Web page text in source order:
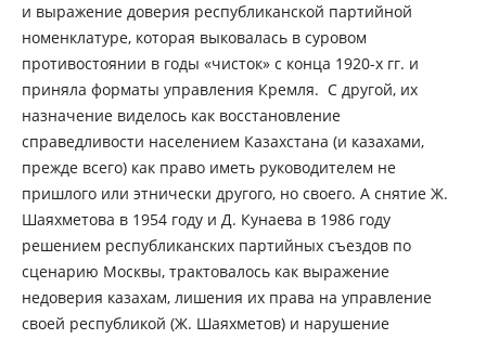
и выражение доверия республиканской партийной
номенклатуре, которая выковалась в суровом
противостоянии в годы «чисток» с конца 1920-х гг. и
приняла форматы управления Кремля. С другой, их
назначение виделось как восстановление
справедливости населением Казахстана (и казахами,
прежде всего) как право иметь руководителем не
пришлого или этнически другого, но своего. А снятие Ж.
Шаяхметова в 1954 году и Д. Кунаева в 1986 году
решением республиканских партийных съездов по
сценарию Москвы, трактовалось как выражение
недоверия казахам, лишения их права на управление
своей республикой (Ж. Шаяхметов) и нарушение